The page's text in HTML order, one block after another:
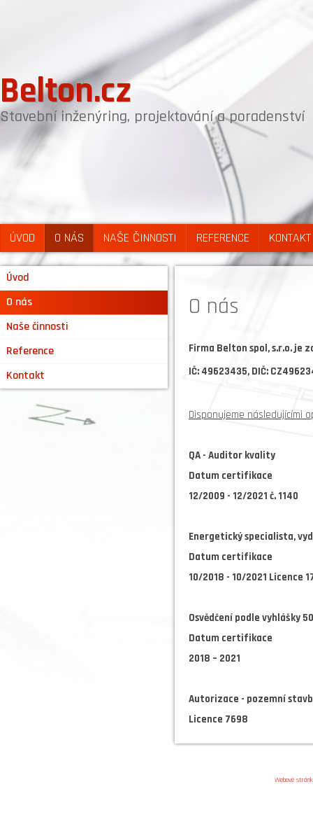
Belton.cz
Stavební inženýring, projektování a poradenství
ÚVOD O NÁS NAŠE ČINNOSTI REFERENCE KONTAKT
Úvod
O nás
Naše činnosti
Reference
Kontakt
O nás
Firma Belton spol, s.r.o. je
IČ: 49623435, DIČ:
Disponujeme následujícími
QA - Auditor kvality
Datum certifikace
12/2009 - 12/2021 č. 1140
Energetický specialista,
Datum certifikace
10/2018 - 10/2021 Licence
Osvědčení podle vyhlášky
Datum certifikace
2018 – 2021
Autorizace - pozemní
Licence 7698
Webové